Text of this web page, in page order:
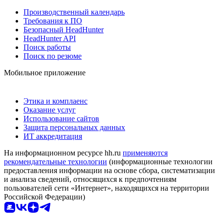
Производственный календарь
Требования к ПО
Безопасный HeadHunter
HeadHunter API
Поиск работы
Поиск по резюме
Мобильное приложение
Этика и комплаенс
Оказание услуг
Использование сайтов
Защита персональных данных
ИТ аккредитация
На информационном ресурсе hh.ru применяются
рекомендательные технологии (информационные технологии
предоставления информации на основе сбора, систематизации
и анализа сведений, относящихся к предпочтениям
пользователей сети «Интернет», находящихся на территории
Российской Федерации)